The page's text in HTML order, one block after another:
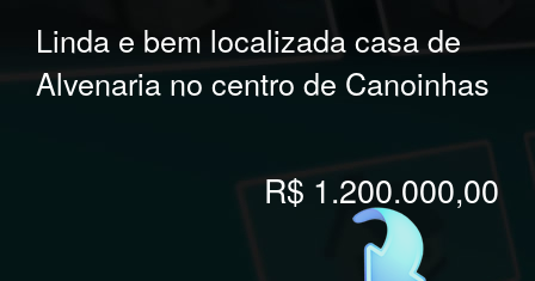
Linda e bem localizada casa de
Alvenaria no centro de Canoinhas
R$ 1.200.000,00